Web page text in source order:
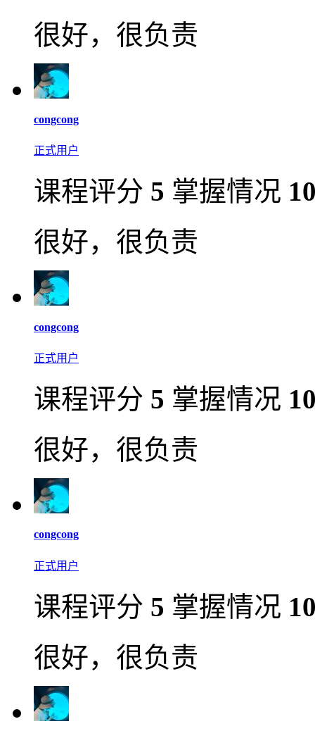
很好，很负责
congcong
正式用户
课程评分 5 掌握情况
很好，很负责
congcong
正式用户
课程评分 5 掌握情况
很好，很负责
congcong
正式用户
课程评分 5 掌握情况
很好，很负责